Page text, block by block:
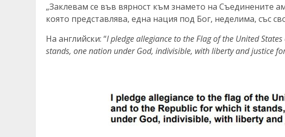
„Заклевам се във вярност към знамето на Съединените
която представлява, една нация под Бог, неделима, със
На английски: “I pledge allegiance to the Flag of the United
stands, one nation under God, indivisible, with liberty and justice